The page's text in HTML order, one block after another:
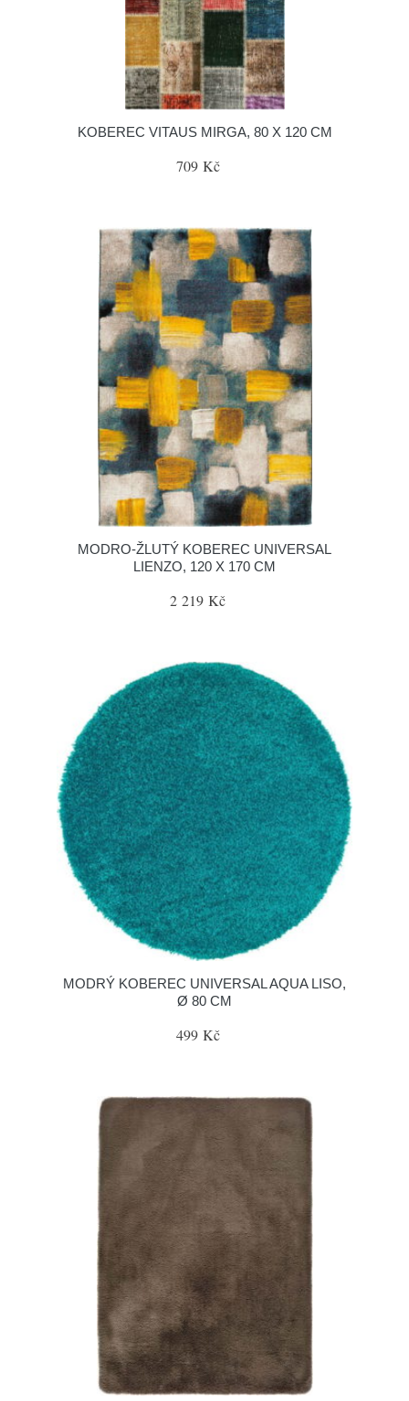
KOBEREC VITAUS MIRGA, 80 X 120 CM
709 Kč
MODRO-ŽLUTÝ KOBEREC UNIVERSAL
LIENZO, 120 X 170 CM
2 219 Kč
MODRÝ KOBEREC UNIVERSAL AQUA LISO,
Ø 80 CM
499 Kč